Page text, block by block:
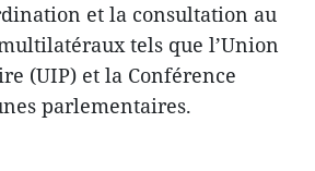
et la consultation au
tels que l’Union
(UIP) et la Conférence
parlementaires.